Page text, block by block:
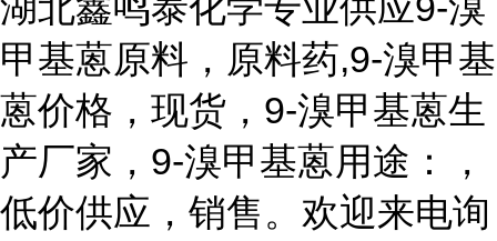
甲基蒽原料，原料药,9-溴甲基
蒽价格，现货，9-溴甲基蒽生
产厂家，9-溴甲基蒽用途：，
低价供应，销售。欢迎来电询